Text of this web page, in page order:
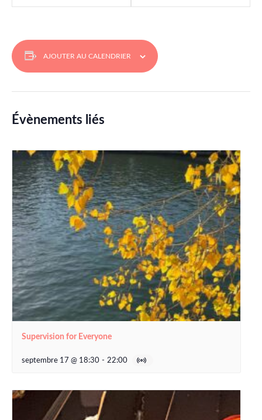
AJOUTER AU CALENDRIER
Évènements liés
Supervision for Everyone
septembre 17 @ 18:30 - 22:00